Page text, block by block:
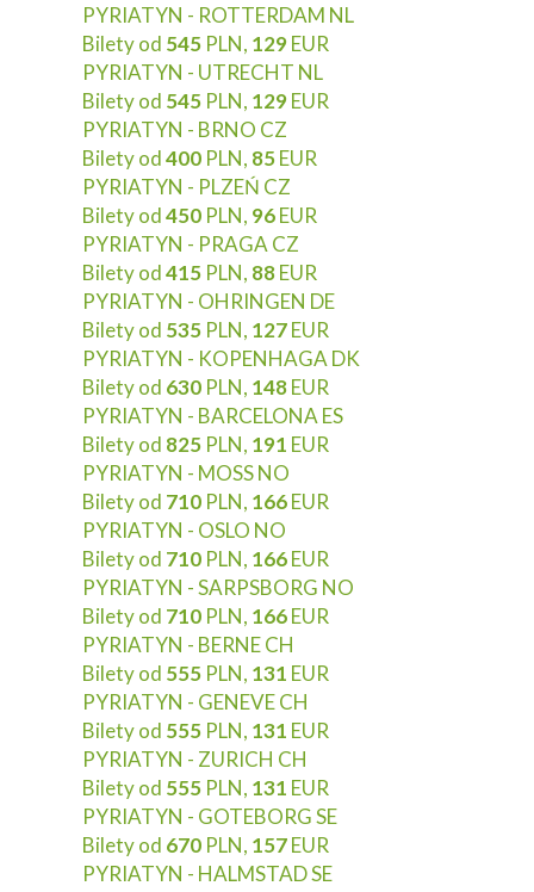
PYRIATYN - ROTTERDAM NL
Bilety od 545 PLN, 129EUR
PYRIATYN - UTRECHT NL
Bilety od 545 PLN, 129EUR
PYRIATYN - BRNO CZ
Bilety od400 PLN, 85EUR
PYRIATYN - PLZEŃ CZ
Bilety od450 PLN, 96EUR
PYRIATYN - PRAGA CZ
Bilety od415 PLN, 88EUR
PYRIATYN - OHRINGEN DE
Bilety od 535 PLN, 127EUR
PYRIATYN - KOPENHAGA DK
Bilety od 630 PLN, 148EUR
PYRIATYN - BARCELONA ES
Bilety od 825 PLN, 191 EUR
PYRIATYN - MOSS NO
Bilety od 710 PLN, 166EUR
PYRIATYN - OSLO NO
Bilety od 710 PLN, 166EUR
PYRIATYN - SARPSBORG NO
Bilety od 710 PLN, 166EUR
PYRIATYN - BERNE CH
Bilety od 555 PLN, 131 EUR
PYRIATYN - GENEVE CH
Bilety od 555 PLN, 131 EUR
PYRIATYN - ZURICH CH
Bilety od 555 PLN, 131 EUR
PYRIATYN - GOTEBORG SE
Bilety od 670 PLN, 157EUR
PYRIATYN - HALMSTAD SE